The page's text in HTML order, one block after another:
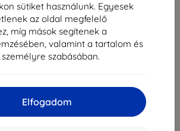
sütiket használunk. Egyesek
az oldal megfelelő
míg mások segítenek a
valamint a tartalom és
szabásában.
Elfogadom
védőfólia Redmi 14C /
A4 5G-hez
14C
Xiaomi Poco C75